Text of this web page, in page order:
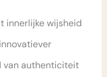
innerlijke wijsheid
van authenticiteit